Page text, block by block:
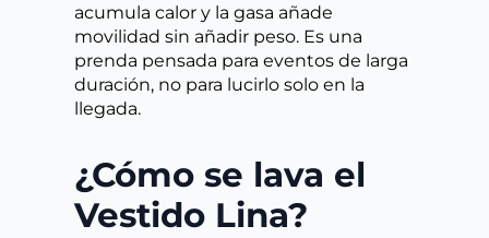
acumula calor y la gasa añade
movilidad sin añadir peso. Es una
prenda pensada para eventos de larga
duración, no para lucirlo solo en la
llegada.
¿Cómo se lava el
Vestido Lina?